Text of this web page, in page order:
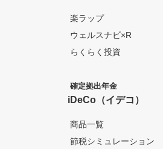
楽ラップ
ウェルスナビ×R
らくらく投資
確定拠出年金
iDeCo（イデコ）
商品一覧
節税シミュレーション